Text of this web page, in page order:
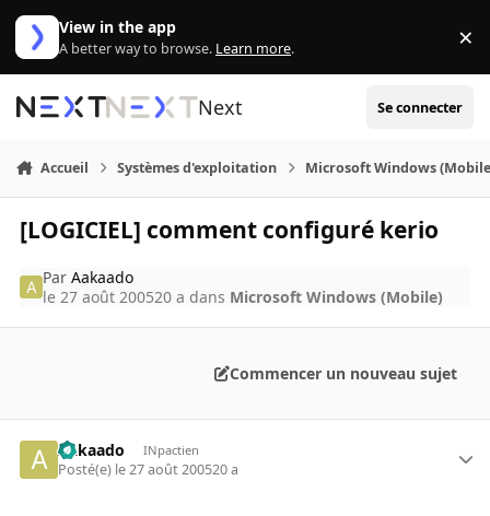
Aller au contenu
View in the app
A better way to browse. Learn more. ×
Next Se connecter
Accueil Systèmes d'exploitation Microsoft Windows
[LOGICIEL] comment configuré kerio
ParAakaado
le 27 août 200520 a dans Microsoft Windows (Mobile)
Commencer un nouveau sujet
Aakaado INpactien
Posté(e) le 27 août 200520 a